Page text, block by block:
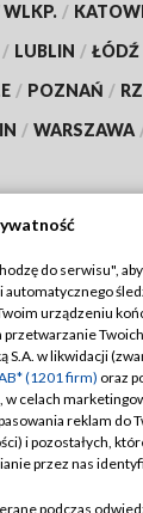
/
/ LUBLIN / ŁÓDŹ
/ POZNAŃ /
/ WARSZAWA
TVP
TVP
Cyfrowa
Regulamin
Polityka
Moje zgody
Pomoc
do serwisu",
urządzeniu
S.A. w likwidacji
(1201 firm) oraz
, w celach
reklam do
i pozostałych,
przez nas
podczas